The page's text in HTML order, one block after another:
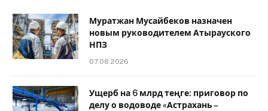
Муратжан Мусайбеков назначен
новым руководителем Атырауского
НПЗ
07.08.2026
Ущерб на 6 млрд теңге: приговор по
делу о водоводе «Астрахань –